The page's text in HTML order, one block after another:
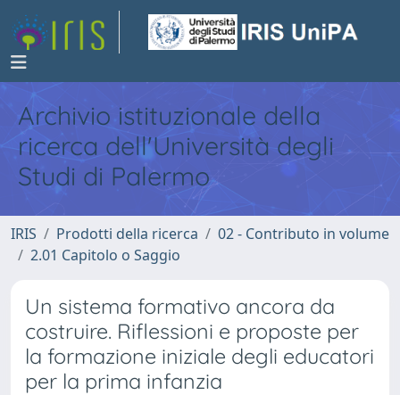
Archivio istituzionale della
ricerca dell'Università degli
Studi di Palermo
IRIS Prodotti della ricerca
02 - Contributo in volume
2.01 Capitolo o Saggio
Un sistema formativo ancora da
costruire. Riflessioni e proposte per
la formazione iniziale degli educatori
per la prima infanzia